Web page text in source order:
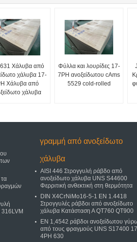
Χάλυβα από
χάλυβα 17-
Χάλυβα από
χάλυβα
Φύλλα και λουρίδες 17-
7PH ανοξείδωτου cAms
5529 cold-rolled
γραμμή από ανοξείδωτο
χάλυβα
AISI 446 Στρογγυλή ράβδο από
ανοξείδωτο χάλυβα UNS S44600
Φερριτική ανθεκτική στη θερμότητα
DIN X4CrNiMo16-5-1 EN 1.4418
Στρογγυλές ράβδοι από ανοξείδωτο
χάλυβα Κατάσταση Α QT760 QT900
EN 1,4542 ράβδοι ανοξείδωτου
από τους φραγμούς UNS S17400
4PH 630